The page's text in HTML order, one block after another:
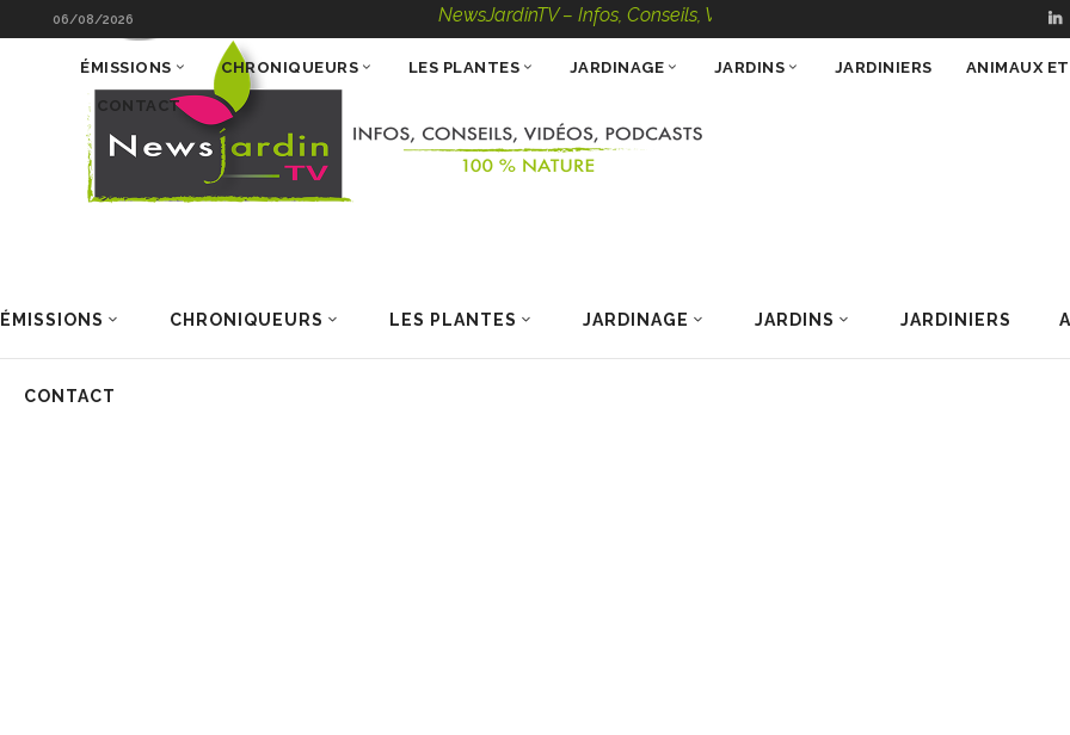
06/08/2026 NewsJardinTV – Infos, Conseils, Vidéos, Podcasts – 100 % Nature
ÉMISSIONS CHRONIQUEURS LES PLANTES JARDINAGE JARDINS JARDINIERS
CONTACT
ÉMISSIONS CHRONIQUEURS LES PLANTES JARDINAGE JARDINS JARDINIERS ANIMAUX
CONTACT